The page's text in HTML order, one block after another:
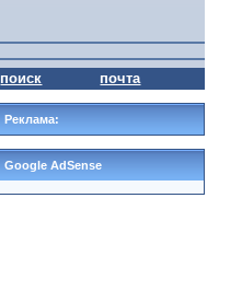
поиск почта
Реклама:
Google AdSense